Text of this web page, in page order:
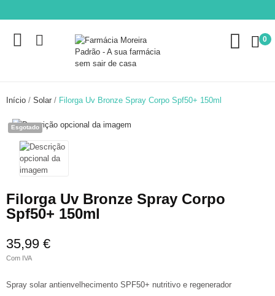
0
Início Solar Filorga Uv Bronze Spray Corpo Spf50+ 150ml
Esgotado
Filorga Uv Bronze Spray Corpo
Spf50+ 150ml
35,99 €
Com IVA
Spray solar antienvelhecimento SPF50+ nutritivo e regenerador